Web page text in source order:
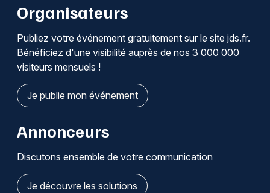
Organisateurs
Publiez votre événement gratuitement sur le site jds.fr.
Bénéficiez d'une visibilité auprès de nos 3 000 000
visiteurs mensuels !
Je publie mon événement
Annonceurs
Discutons ensemble de votre communication
Je découvre les solutions